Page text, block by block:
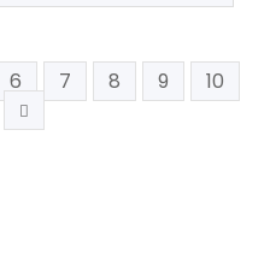
6 7 8 9 10